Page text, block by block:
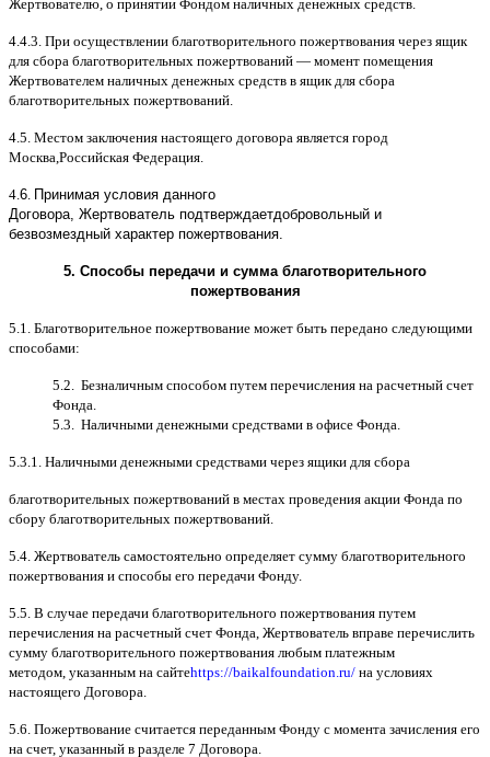
Жертвователю o принятии Фондом наличных денежных средств
4.4.3. При осуществлении благотворительного пожертвования через ящик
для сбора благотворительных пожертвований — момент помещения
Жертвователем наличных денежных средств в ящик для сбора
благотворительных пожертвований
4.5. Местом заключения настоящего договора является город
Москва Российская Федерация
4. 6 Принимая условия данного
Договора, Жертвователь подтверждаетдобровольный и
безвозмездный характер пожертвования
5. Способы передачи и сумма благотворительного
пожертвования
5.1. Благотворительное пожертвование может быть передано следующими
способами:
5.2. Безналичным способом путем перечисления на расчетный счет
Фонда
5.3. Наличными денежными средствами в офисе Фонда
5.3.1. Наличными денежными средствами через ящики для сбора
благотворительных пожертвований в местах проведения акции Фонда по
сбору благотворительных пожертвований
5.4. Жертвователь самостоятельно определяет сумму благотворительного
пожертвования и способы его передачи Фонду.
5.5. B случае передачи благотворительного пожертвования путем
перечисления на расчетный счет Фонда Жертвователь вправе перечислить
сумму благотворительного пожертвования любым платежным
методом указанным на сайтеhttps://baikalfoundation.ru/ на условиях
настоящего Договора
5.6. Пожертвование считается переданным Фонду с момента зачисления его
на счет, указанный в разделе 7 Договора